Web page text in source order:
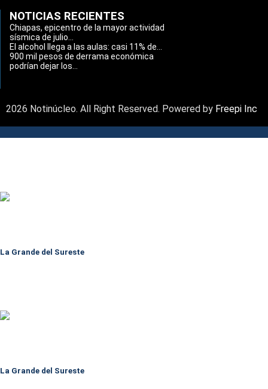
NOTICIAS RECIENTES
Chiapas, epicentro de la mayor actividad
sísmica de julio...
El alcohol llega a las aulas: casi 11% de...
900 mil pesos de derrama económica
podrían dejar los...
2026 Notinúcleo. All Right Reserved. Powered by Freepi Inc
La Grande del Sureste
La Grande del Sureste